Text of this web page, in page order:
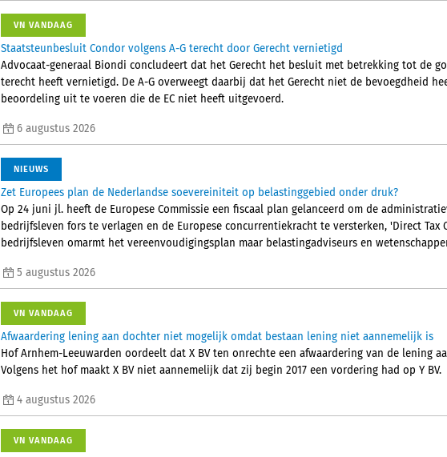
VN VANDAAG
Staatsteunbesluit Condor volgens A-G terecht door Gerecht vernietigd
Advocaat-generaal Biondi concludeert dat het Gerecht het besluit met betrekking tot de
terecht heeft vernietigd. De A-G overweegt daarbij dat het Gerecht niet de bevoegdheid
beoordeling uit te voeren die de EC niet heeft uitgevoerd.
6 augustus 2026
NIEUWS
Zet Europees plan de Nederlandse soevereiniteit op belastinggebied onder druk?
Op 24 juni jl. heeft de Europese Commissie een fiscaal plan gelanceerd om de
bedrijfsleven fors te verlagen en de Europese concurrentiekracht te versterken, 'Direct Tax
bedrijfsleven omarmt het vereenvoudigingsplan maar belastingadviseurs en
5 augustus 2026
VN VANDAAG
Afwaardering lening aan dochter niet mogelijk omdat bestaan lening niet aannemelijk is
Hof Arnhem-Leeuwarden oordeelt dat X BV ten onrechte een afwaardering van de lening
Volgens het hof maakt X BV niet aannemelijk dat zij begin 2017 een vordering had op Y BV.
4 augustus 2026
VN VANDAAG